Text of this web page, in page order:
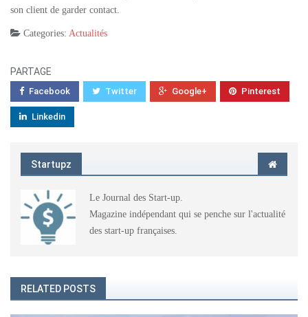
son client de garder contact.
Categories: Actualités
PARTAGE
Facebook Twitter Google+ Pinterest
Linkedin
Startupz
Le Journal des Start-up.
Magazine indépendant qui se penche sur l'actualité
des start-up françaises.
RELATED POSTS